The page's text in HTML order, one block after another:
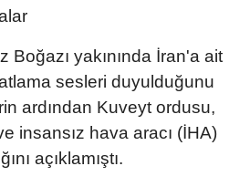
Boğazı yakınında İran'a ait
sesleri duyulduğunu
ardından Kuveyt ordusu,
insansız hava aracı (İHA)
açıklamıştı.